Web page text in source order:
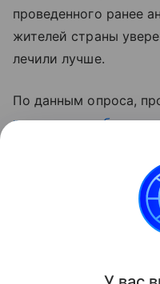
проведенного ранее
жителей страны
лечили лучше.
По данным опроса,
россияне все больше
Минздраве эти